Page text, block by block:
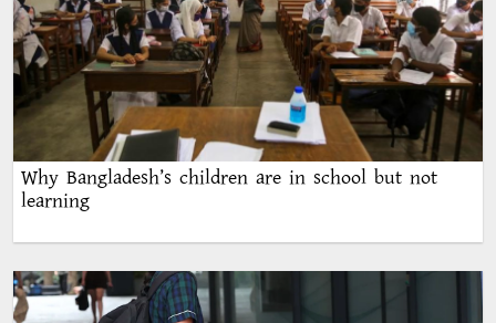
Why Bangladesh’s children are in school but not
learning